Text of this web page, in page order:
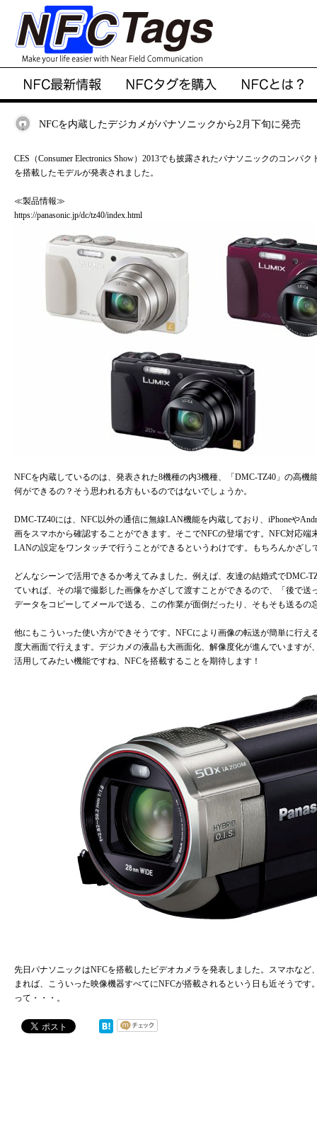
NFCを内蔵したデジカメがパナソニックから2月下旬に発売
CES（Consumer Electronics Show）2013でも披露されたパナソニックのコンパ
を搭載したモデルが発表されました。
≪製品情報≫
https://panasonic.jp/dc/tz40/index.html
NFCを内蔵しているのは、発表された8機種の内3機種、「DMC-TZ40」の高機
何ができるの？そう思われる方もいるのではないでしょうか。
DMC-TZ40には、NFC以外の通信に無線LAN機能を内蔵しており、iPhoneや
画をスマホから確認することができます。そこでNFCの登場です。NFC対応
LANの設定をワンタッチで行うことができるというわけです。もちろんかざし
どんなシーンで活用できるか考えてみました。例えば、友達の結婚式でDMC-
ていれば、その場で撮影した画像をかざして渡すことができるので、「後で送
データをコピーしてメールで送る、この作業が面倒だったり、そもそも送るの
他にもこういった使い方ができそうです。NFCにより画像の転送が簡単に行
度大画面で行えます。デジカメの液晶も大画面化、解像度化が進んでいます
活用してみたい機能ですね、NFCを搭載することを期待します！
先日パナソニックはNFCを搭載したビデオカメラを発表しました。スマホな
まれば、こういった映像機器すべてにNFCが搭載されるという日も近そうで
って・・・。